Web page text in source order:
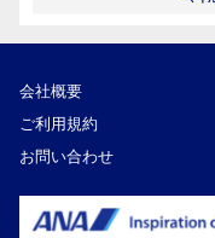
会社概要
ご利用規約
お問い合わせ